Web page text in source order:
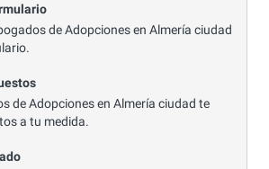
de Adopciones en Almería ciudad
de Adopciones en Almería ciudad te
a tu medida.